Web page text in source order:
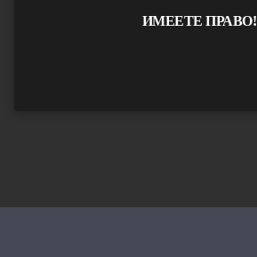
ИМЕЕТЕ ПРАВО!